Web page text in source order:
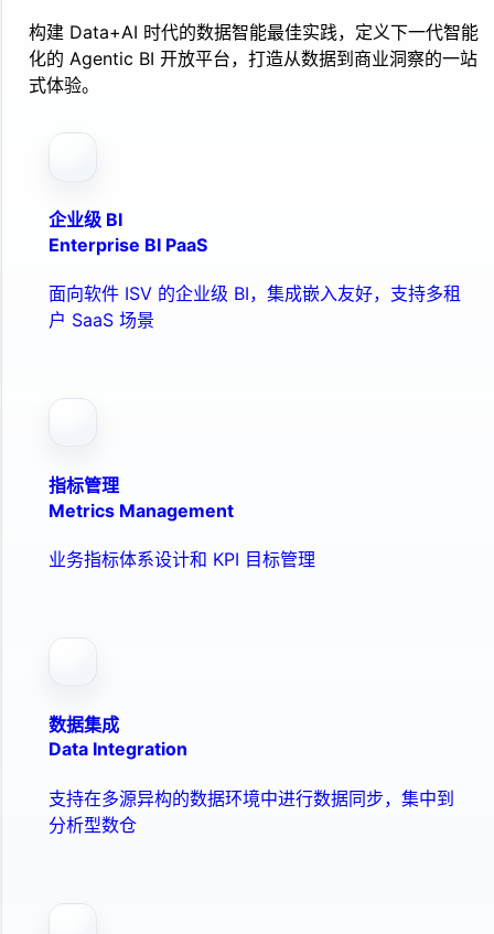
构建 Data+AI 时代的数据智能最佳实践，定义下一代智能
化的 Agentic BI 开放平台，打造从数据到商业洞察的一站
式体验。
企业级 BI
Enterprise BI PaaS
面向软件 ISV 的企业级 BI，集成嵌入友好，支持多租
户 SaaS 场景
指标管理
Metrics Management
业务指标体系设计和 KPI 目标管理
数据集成
Data Integration
支持在多源异构的数据环境中进行数据同步，集中到
分析型数仓